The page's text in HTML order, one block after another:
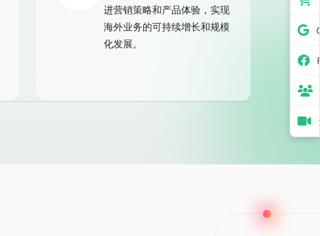
进营销策略和产品体验，实现
海外业务的可持续增长和规模
化发展。